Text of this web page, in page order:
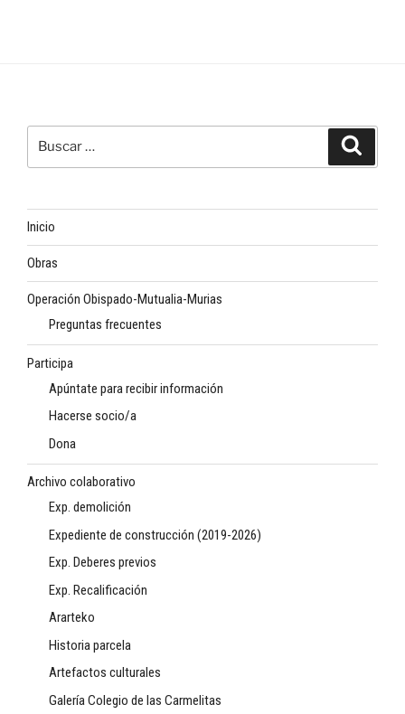
Inicio
Obras
Operación Obispado-Mutualia-Murias
Preguntas frecuentes
Participa
Apúntate para recibir información
Hacerse socio/a
Dona
Archivo colaborativo
Exp. demolición
Expediente de construcción (2019-2026)
Exp. Deberes previos
Exp. Recalificación
Ararteko
Historia parcela
Artefactos culturales
Galería Colegio de las Carmelitas